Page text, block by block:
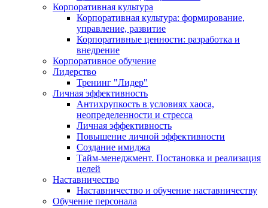
Корпоративная культура
Корпоративная культура: формирование,
управление, развитие
Корпоративные ценности: разработка и
внедрение
Корпоративное обучение
Лидерство
Тренинг "Лидер"
Личная эффективность
Антихрупкость в условиях хаоса,
неопределенности и стресса
Личная эффективность
Повышение личной эффективности
Создание имиджа
Тайм-менеджмент. Постановка и реализация
целей
Наставничество
Наставничество и обучение наставничеству
Обучение персонала